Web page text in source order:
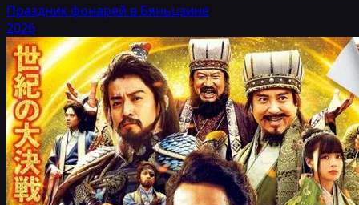
Праздник фонарей в Бяньцзине
2026